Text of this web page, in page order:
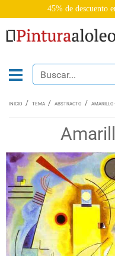
45% de descuento
INICIO TEMA ABSTRACTO